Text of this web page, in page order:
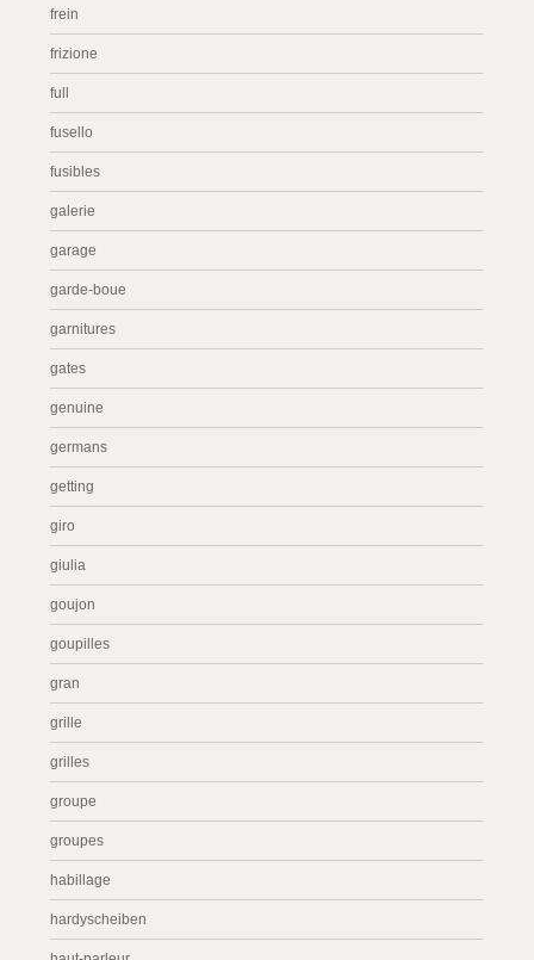
frein
frizione
full
fusello
fusibles
galerie
garage
garde-boue
garnitures
gates
genuine
germans
getting
giro
giulia
goujon
goupilles
gran
grille
grilles
groupe
groupes
habillage
hardyscheiben